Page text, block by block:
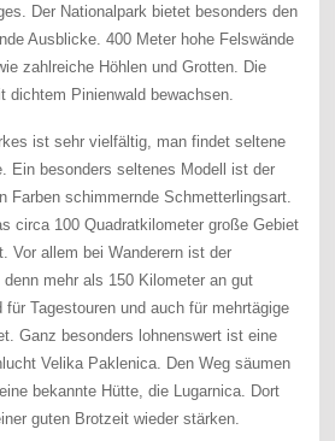
Der Nationalpark bietet besonders den
Ausblicke. 400 Meter hohe Felswände
zahlreiche Höhlen und Grotten. Die
dichtem Pinienwald bewachsen.
ist sehr vielfältig, man findet seltene
Ein besonders seltenes Modell ist der
Farben schimmernde Schmetterlingsart.
circa 100 Quadratkilometer große Gebiet
Vor allem bei Wanderern ist der
mehr als 150 Kilometer an gut
für Tagestouren und auch für mehrtägige
Ganz besonders lohnenswert ist eine
Velika Paklenica. Den Weg säumen
bekannte Hütte, die Lugarnica. Dort
guten Brotzeit wieder stärken.